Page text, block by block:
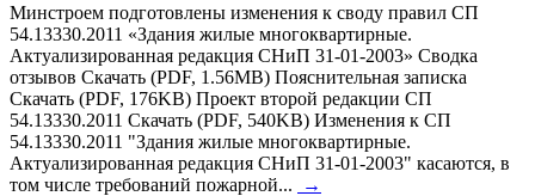
Минстроем подготовлены изменения к своду правил СП
54.13330.2011 «Здания жилые многоквартирные.
Актуализированная редакция СНиП 31-01-2003» Сводка
отзывов Скачать (PDF, 1.56MB) Пояснительная записка
Скачать (PDF, 176KB) Проект второй редакции СП
54.13330.2011 Скачать (PDF, 540KB) Изменения к СП
54.13330.2011 "Здания жилые многоквартирные.
Актуализированная редакция СНиП 31-01-2003" касаются, в
том числе требований пожарной...
→